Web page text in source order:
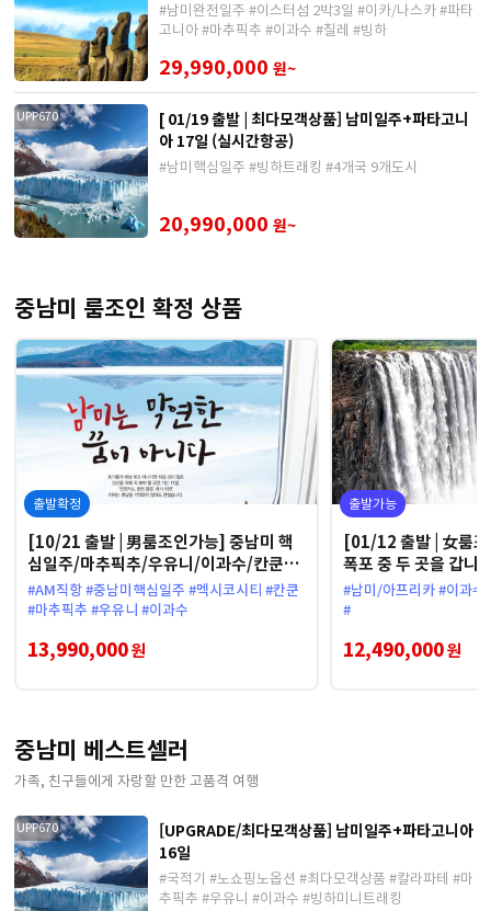
#남미완전일주 #이스터섬 2박3일 #이카/나스카 #파타
고니아 #마추픽추 #이과수 #칠레 #빙하
29,990,000 원~
UPP670
[ 01/19 출발 | 최다모객상품] 남미일주+파타고니
아 17일 (실시간항공)
#남미핵심일주 #빙하트래킹 #4개국 9개도시
20,990,000 원~
중남미 룸조인 확정 상품
출발확정
[10/21 출발 | 男룸조인가능] 중남미 핵
심일주/마추픽추/우유니/이과수/칸쿤
13일
#AM직항 #중남미핵심일주 #멕시코시티 #칸쿤
#마추픽추 #우유니 #이과수
13,990,000원
출발가능
[01/12 출발 | 女룸
폭포 중 두 곳을 갑니다] 아프리카 빅
아 폭포 & 남미 12일
#남미/아프리카 #이과수
#
12,490,000원
중남미 베스트셀러
가족, 친구들에게 자랑할 만한 고품격 여행
UPP670
[UPGRADE/최다모객상품] 남미일주+파타고니아
16일
#국적기 #노쇼핑노옵션 #최다모객상품 #칼라파테 #마
추픽추 #우유니 #이과수 #빙하미니트래킹